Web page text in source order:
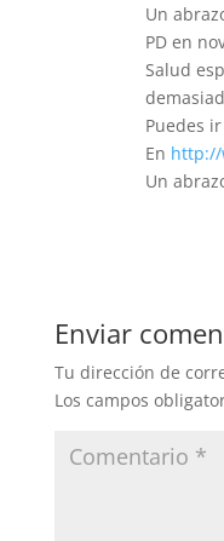
Un
PD en
Salud
Puedes
En http://
Un
Enviar
Tu dirección de
Los campos